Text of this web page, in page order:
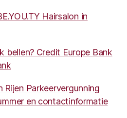
Hairsalon in
bellen? Credit Europe Bank
Rijen Parkeervergunning
en contactinformatie